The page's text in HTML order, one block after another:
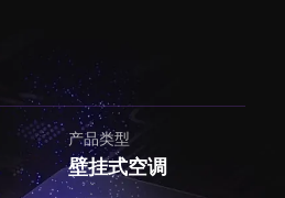
产品类型
壁挂式空调